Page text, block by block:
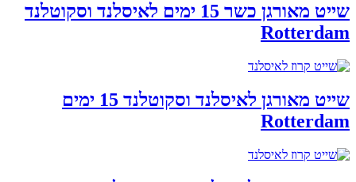
שייט מאורגן כשר 15 ימים לאיסלנד וסקוטלנד
Rotterdam
שייט מאורגן לאיסלנד וסקוטלנד 15 ימים
Rotterdam